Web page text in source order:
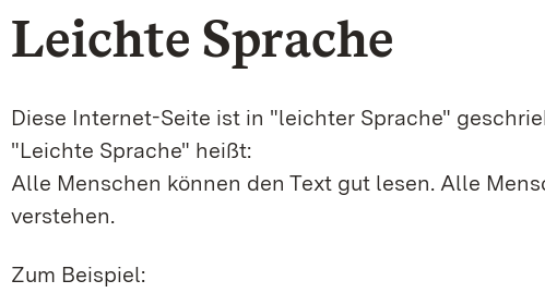
Leichte Sprache
Diese Internet-Seite ist in "leichter Sprache"
"Leichte Sprache" heißt:
Alle Menschen können den Text gut lesen. Alle
verstehen.
Zum Beispiel: